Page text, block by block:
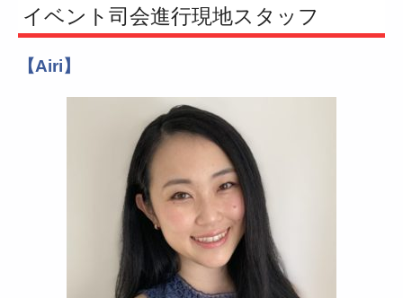
イベント司会進行現地スタッフ
【Airi】